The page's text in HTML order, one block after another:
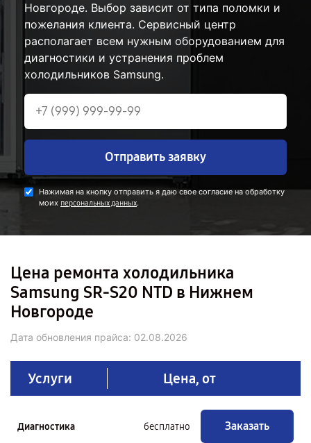
Новгороде. Выбор зависит от типа поломки и
пожелания клиента. Сервисный центр
располагает всем нужным оборудованием для
диагностики и устранения проблем
холодильников Samsung.
Отправить заявку
Нажимая на кнопку отправить я даю свое согласие на обработку
моих персональных данных.
Цена ремонта холодильника
Samsung SR-S20 NTD в Нижнем
Новгороде
Дата обновления прайса: 02.08.2026
Услуги Цена, от
Диагностика бесплатно Заказать